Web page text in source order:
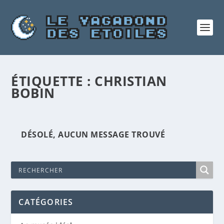
ÉTIQUETTE : CHRISTIAN
BOBIN
DÉSOLÉ, AUCUN MESSAGE TROUVÉ
CATÉGORIES